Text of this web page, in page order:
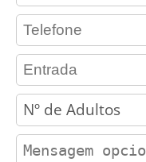
contact_phone
adults
contact_message